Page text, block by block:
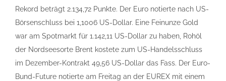
Rekord beträgt 2.134,72 Punkte. Der Euro notierte nach US-
Börsenschluss bei 1,1006 US-Dollar. Eine Feinunze Gold
war am Spotmarkt für 1.142,11 US-Dollar zu haben, Rohöl
der Nordseesorte Brent kostete zum US-Handelsschluss
im Dezember-Kontrakt 49,56 US-Dollar das Fass. Der Euro-
Bund-Future notierte am Freitag an der EUREX mit einem